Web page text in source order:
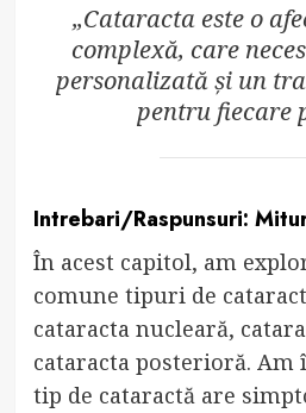
„Cataracta este o
complexă, care
personalizată și un
pentru fiecare
Intrebari/Raspunsuri:
În acest capitol, am
comune tipuri de
cataracta nucleară,
cataracta posterioră. Am
tip de cataractă are